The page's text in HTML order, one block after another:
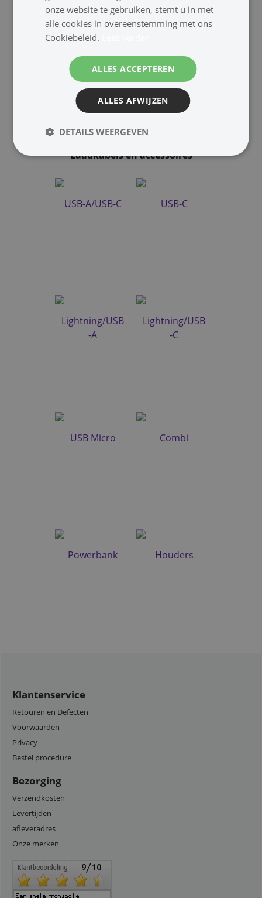
Lightning auto Draadloos
Laadkabels en accessoires
USB-A/USB-C USB-C
Lightning/USB
-A
Lightning/USB
-C
USB Micro Combi
Powerbank Houders
Klantenservice
Retouren en Defecten
Voorwaarden
Privacy
Bestel procedure
Bezorging
Verzendkosten
Levertijden
afleveradres
Onze merken
onze website te gebruiken, stemt u in met
alle cookies in overeenstemming met ons
Cookiebeleid.
ALLES ACCEPTEREN
ALLES AFWIJZEN
DETAILS WEERGEVEN